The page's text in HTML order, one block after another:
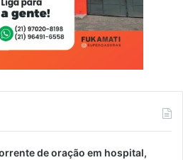
de oração em hospital,